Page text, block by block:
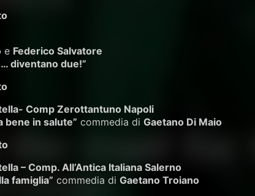
e Federico Salvatore
diventano due!”
Comp Zerottantuno Napoli
bene in salute” commedia di Gaetano Di Maio
– Comp. All’Antica Italiana Salerno
famiglia” commedia di Gaetano Troiano